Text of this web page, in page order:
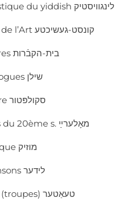
439.1 Linguistique du yiddish לינגוויסטיק
709 Histoire de l’Art קונסט-געשיכטע
718 Cimetières בית-הקבֿרות
726.3 Synagogues שילן
730 Sculpture סקולפּטור
759 Peintres du 20ème s. מאָלערײַ
780.92 Musique מוזיק
782.42 Chansons לידער
792 Théâtre (troupes) טעאַטער